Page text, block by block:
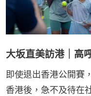
大坂直美訪港｜高
即使退出香港公開賽
香港後，急不及待在